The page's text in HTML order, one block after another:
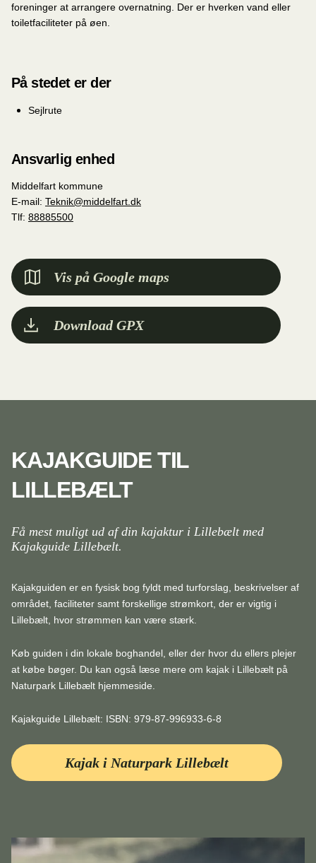
foreninger at arrangere overnatning. Der er hverken vand eller
toiletfaciliteter på øen.
På stedet er der
Sejlrute
Ansvarlig enhed
Middelfart kommune
E-mail: Teknik@middelfart.dk
Tlf: 88885500
Vis på Google maps
Download GPX
KAJAKGUIDE TIL
LILLEBÆLT
Få mest muligt ud af din kajaktur i Lillebælt med
Kajakguide Lillebælt.
Kajakguiden er en fysisk bog fyldt med turforslag, beskrivelser af
området, faciliteter samt forskellige strømkort, der er vigtig i
Lillebælt, hvor strømmen kan være stærk.
Køb guiden i din lokale boghandel, eller der hvor du ellers plejer
at købe bøger. Du kan også læse mere om kajak i Lillebælt på
Naturpark Lillebælt hjemmeside.
Kajakguide Lillebælt: ISBN: 979-87-996933-6-8
Kajak i Naturpark Lillebælt